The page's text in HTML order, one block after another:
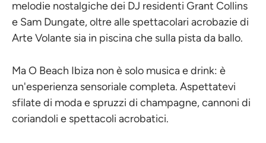
melodie nostalgiche dei DJ residenti Grant Collins
e Sam Dungate, oltre alle spettacolari acrobazie di
Arte Volante sia in piscina che sulla pista da ballo.
Ma O Beach Ibiza non è solo musica e drink: è
un'esperienza sensoriale completa. Aspettatevi
sfilate di moda e spruzzi di champagne, cannoni di
coriandoli e spettacoli acrobatici.